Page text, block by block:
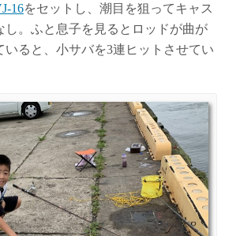
16をセットし、潮目を狙ってキャス
し。ふと息子を見るとロッドが曲が
いると、小サバを3連ヒットさせてい